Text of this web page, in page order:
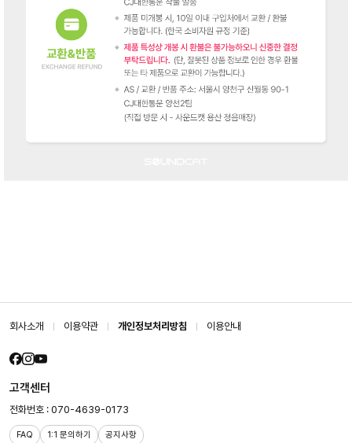
회사소개 이용약관 개인정보처리방침 이용안내
고객센터
전화번호 : 070-4639-0173
FAQ 1:1 문의하기 공지사항